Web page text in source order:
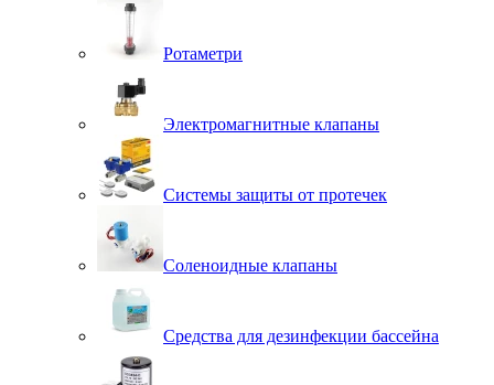
Ротаметри
Электромагнитные клапаны
Системы защиты от протечек
Соленоидные клапаны
Средства для дезинфекции бассейна